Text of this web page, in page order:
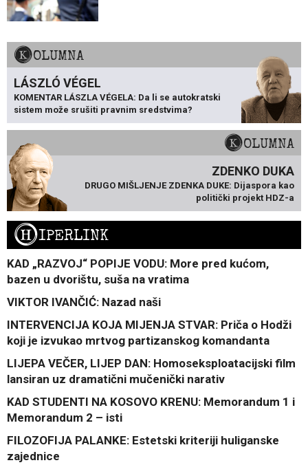
KOLUMNA
LÁSZLÓ VÉGEL
KOMENTAR LÁSZLA VÉGELA: Da li se autokratski
sistem može srušiti pravnim sredstvima?
KOLUMNA
ZDENKO DUKA
DRUGO MIŠLJENJE ZDENKA DUKE: Dijaspora kao
politički projekt HDZ-a
HIPERLINK
KAD „RAZVOJ“ POPIJE VODU: More pred kućom,
bazen u dvorištu, suša na vratima
VIKTOR IVANČIĆ: Nazad naši
INTERVENCIJA KOJA MIJENJA STVAR: Priča o Hodži
koji je izvukao mrtvog partizanskog komandanta
LIJEPA VEČER, LIJEP DAN: Homoseksploatacijski film
lansiran uz dramatični mučenički narativ
KAD STUDENTI NA KOSOVO KRENU: Memorandum 1 i
Memorandum 2 – isti
FILOZOFIJA PALANKE: Estetski kriteriji huliganske
zajednice